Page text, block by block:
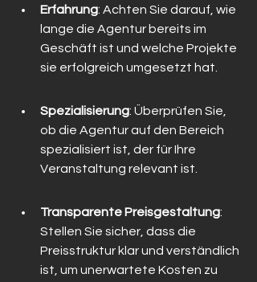
Erfahrung: Achten Sie darauf, wie
lange die Agentur bereits im
Geschäft ist und welche Projekte
sie erfolgreich umgesetzt hat.
Spezialisierung: Überprüfen Sie,
ob die Agentur auf den Bereich
spezialisiert ist, der für Ihre
Veranstaltung relevant ist.
Transparente Preisgestaltung:
Stellen Sie sicher, dass die
Preisstruktur klar und verständlich
ist, um unerwartete Kosten zu